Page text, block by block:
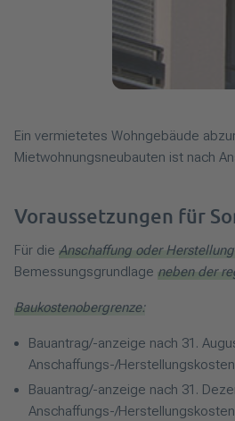
Ein vermietetes Wohngebäude
Mietwohnungsneubauten ist nach
Voraussetzungen für
Für die Anschaffung oder
Bemessungsgrundlage neben der
Baukostenobergrenze:
Bauantrag/-anzeige nach 31.
Anschaffungs-/
Bauantrag/-anzeige nach 31.
Anschaffungs-/